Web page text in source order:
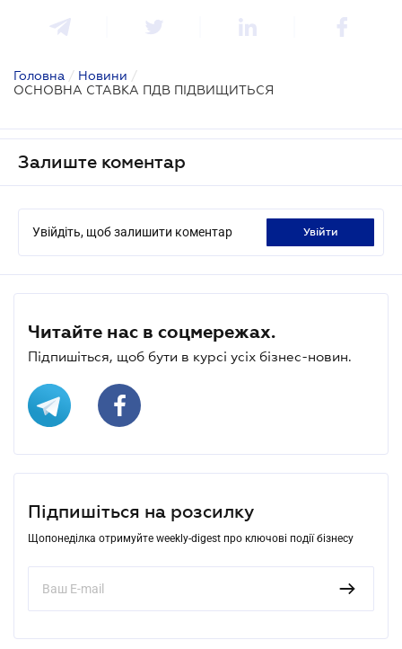
Головна / Новини /
ОСНОВНА СТАВКА ПДВ ПІДВИЩИТЬСЯ
Залиште коментар
Увійдіть, щоб залишити коментар увійти
Читайте нас в соцмережах.
Підпишіться, щоб бути в курсі усіх бізнес-новин.
Підпишіться на розсилку
Щопонеділка отримуйте weekly-digest про ключові події бізнесу